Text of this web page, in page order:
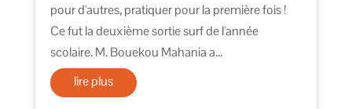
pour d'autres, pratiquer pour la première fois !
Ce fut la deuxième sortie surf de l'année
scolaire. M. Bouekou Mahania a...
lire plus